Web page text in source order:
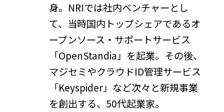
身。NRIでは社内ベンチャーとし
て、当時国内トップシェアであるオ
ープンソース・サポートサービス
「OpenStandia」を起業。その後、
マジセミやクラウドID管理サービス
「Keyspider」など次々と新規事業
を創出する、50代起業家。